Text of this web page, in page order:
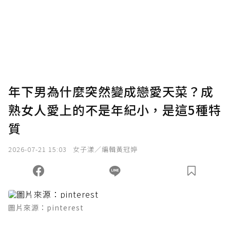
年下男為什麼突然變成戀愛天菜？成
熟女人愛上的不是年紀小，是這5種特
質
2026-07-21 15:03 女子漾／編輯黃冠婷
圖片來源：pinterest